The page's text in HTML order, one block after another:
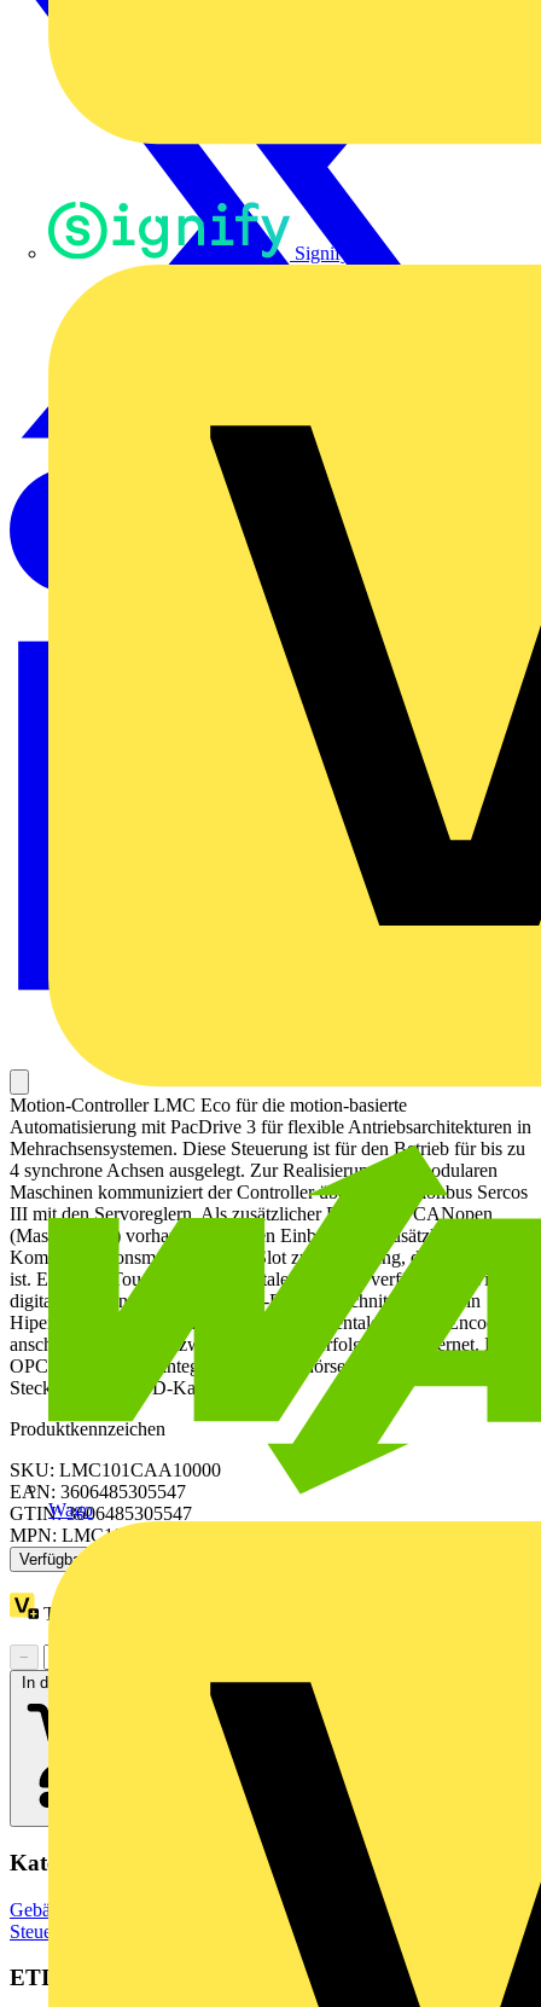
Signify
Wago
Motion-Controller LMC Eco für die motion-basierte
Automatisierung mit PacDrive 3 für flexible Antriebsarchitekturen in
Mehrachsensystemen. Diese Steuerung ist für den Betrieb für bis zu
4 synchrone Achsen ausgelegt. Zur Realisierung von modularen
Maschinen kommuniziert der Controller über den Motionbus Sercos
III mit den Servoreglern. Als zusätzlicher Feldbus ist CANopen
(Master/Slave) vorhanden. Für den Einbau eines zusätzlichen
Kommunikationsmoduls steht 1 Slot zur Verfügung, der unbestückt
ist. Es sind 4 Touchprobe-, 8 digitale Eingänge verfügbar, sowie 8
digitale Ausgänge. An die Master-Encoder-Schnittstelle ist ein
Hiperface Master Encoder oder ein inkrementaler Master Encoder
anschliessbar. Die Netzwerkverbindung erfolgt über Ethernet. Ein
OPC UA Server ist integriert. Im Zubehörset sind die benötigten
Stecker und eine SD-Karte enthalten.
Produktkennzeichen
SKU: LMC101CAA10000
EAN: 3606485305547
GTIN: 3606485305547
MPN: LMC101CAA10000
Verfügbar: 2 Händler
Treuepunkte:
−
In den Warenkorb
Kategorien
Gebäudeleittechnik & Automation
Speicherprogrammierbare
Steuerungen
ETIM Group